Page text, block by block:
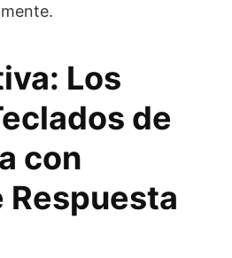
Los
de
con
Respuesta